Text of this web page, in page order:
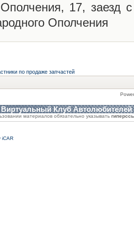
17, заезд
Ополчения
по продаже запчастей
Виртуальный Клуб Автолюбителей
материалов обязательно указывать